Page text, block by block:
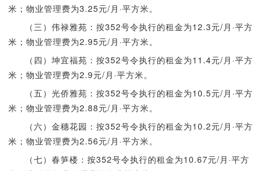
米；物业管理费为3.25元/月·平方米。
（三）伟禄雅苑：按352号令执行的租金为12.3元/月·平方
米；物业管理费为2.95元/月·平方米。
（四）坤宜福苑：按352号令执行的租金为11.4元/月·平方
米；物业管理费为2.9元/月·平方米。
（五）光侨雅苑：按352号令执行的租金为10.5元/月·平方
米；物业管理费为2.88元/月·平方米。
（六）金穗花园：按352号令执行的租金为10.2元/月·平方
米；物业管理费为2.56元/月·平方米。
（七）春笋楼：按352号令执行的租金为10.67元/月·平方